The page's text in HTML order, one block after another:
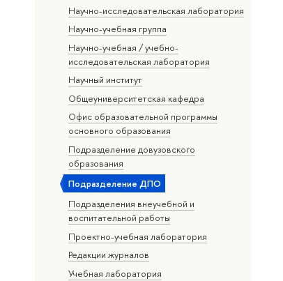
Научно-исследовательская лаборатория
Научно-учебная группа
Научно-учебная / учебно-
исследовательская лаборатория
Научный институт
Общеуниверситетская кафедра
Офис образовательной программы
основного образования
Подразделение довузовского
образования
Подразделение ДПО
Подразделения внеучебной и
воспитательной работы
Проектно-учебная лаборатория
Редакции журналов
Учебная лаборатория